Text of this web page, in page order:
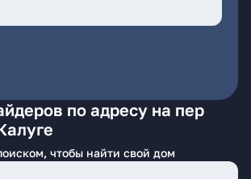
по адресу на пер
чтобы найти свой дом